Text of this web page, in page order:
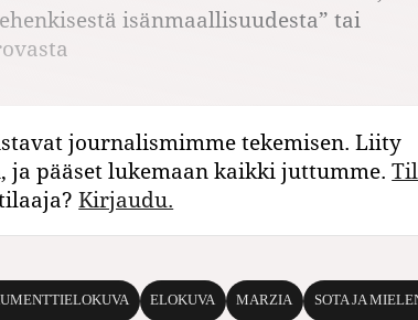
isänmaallisuudesta” tai
journalismimme tekemisen. Liity
ja pääset lukemaan kaikki juttumme.
Kirjaudu.
ELOKUVA MARZIA SOTA JA